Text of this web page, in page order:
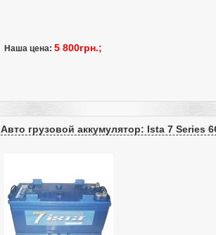
Наша цена: 5 800грн.;
Авто грузовой аккумулятор: Ista 7 Series